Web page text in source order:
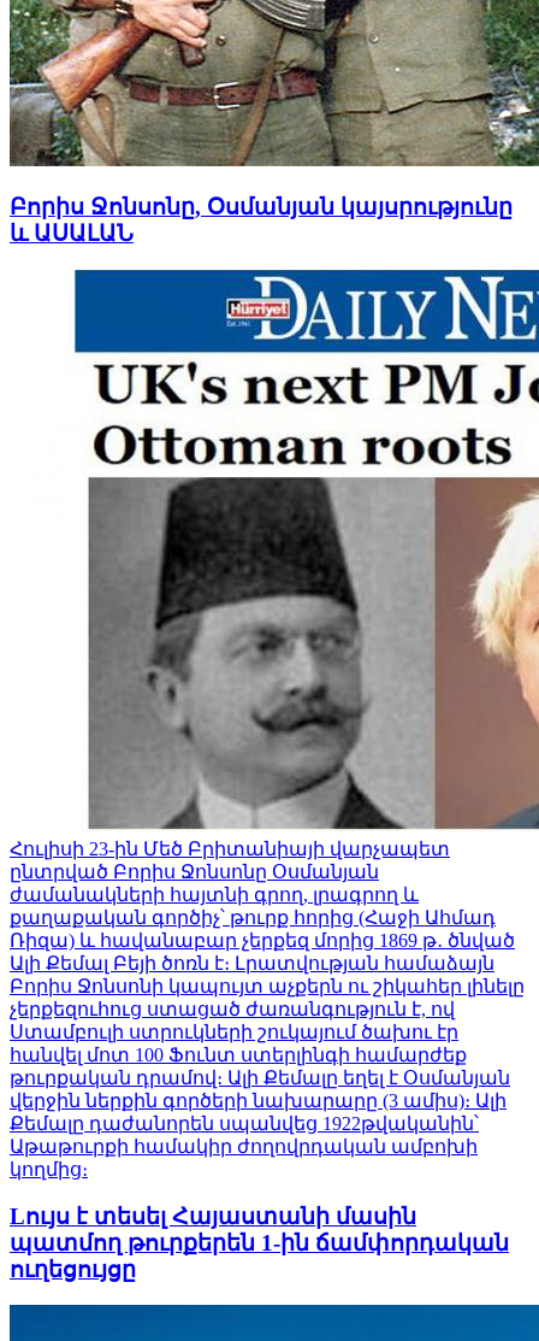
Բորիս Ջոնսոնը, Օսմանյան կայսրությունը
և ԱՍԱԼԱՆ
Հուլիսի 23-ին Մեծ Բրիտանիայի վարչապետ
ընտրված Բորիս Ջոնսոնը Օսմանյան
ժամանակների հայտնի գրող, լրագրող և
քաղաքական գործիչ՝ թուրք հորից (Հաջի Ահմադ
Ռիզա) և հավանաբար չերքեզ մորից 1869 թ․ ծնված
Ալի Քեմալ Բեյի ծոռն է։ Լրատվության համաձայն
Բորիս Ջոնսոնի կապույտ աչքերն ու շիկահեր լինելը
չերքեզուհուց ստացած ժառանգություն է, ով
Ստամբուլի ստրուկների շուկայում ծախու էր
հանվել մոտ 100 Ֆունտ ստերլինգի համարժեք
թուրքական դրամով։ Ալի Քեմալը եղել է Օսմանյան
վերջին ներքին գործերի նախարարը (3 ամիս)։ Ալի
Քեմալը դաժանորեն սպանվեց 1922թվականին՝
Աթաթուրքի համակիր ժողովրդական ամբոխի
կողմից։
Lույս է տեսել Հայաստանի մասին
պատմող թուրքերեն 1-ին ճամփորդական
ուղեցույցը